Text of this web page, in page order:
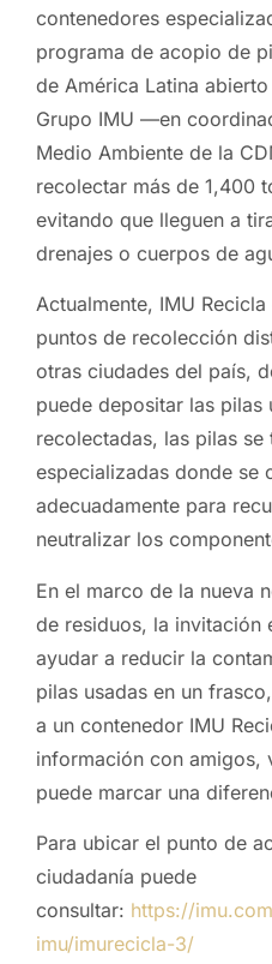
contenedores
programa de acopio de
de América Latina
Grupo IMU —en
Medio Ambiente de la
recolectar más de 1,400
evitando que lleguen a
drenajes o cuerpos de
Actualmente, IMU
puntos de recolección
otras ciudades del país,
puede depositar las pilas
recolectadas, las pilas se
especializadas donde se
adecuadamente para
neutralizar los
En el marco de la nueva
de residuos, la invitación
ayudar a reducir la
pilas usadas en un
a un contenedor IMU
información con amigos,
puede marcar una
Para ubicar el punto de
ciudadanía puede
consultar: https://
imu/imurecicla-3/